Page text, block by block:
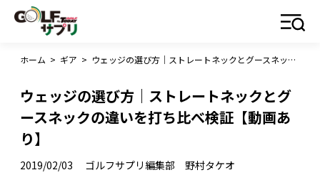
ホーム > ギア > ウェッジの選び方｜ストレートネックとグースネックの違いを打ち比べ検証【動画あり】
ウェッジの選び方｜ストレートネックとグ
ースネックの違いを打ち比べ検証【動画あ
り】
2019/02/03 ゴルフサプリ編集部 野村タケオ